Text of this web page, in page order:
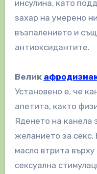
инсулина, като
захар на умерено
възпалението и
антиоксидантите.
Велик
Установено е, че
апетита, както
Яденето на канела
желанието за секс.
масло втрита
сексуална